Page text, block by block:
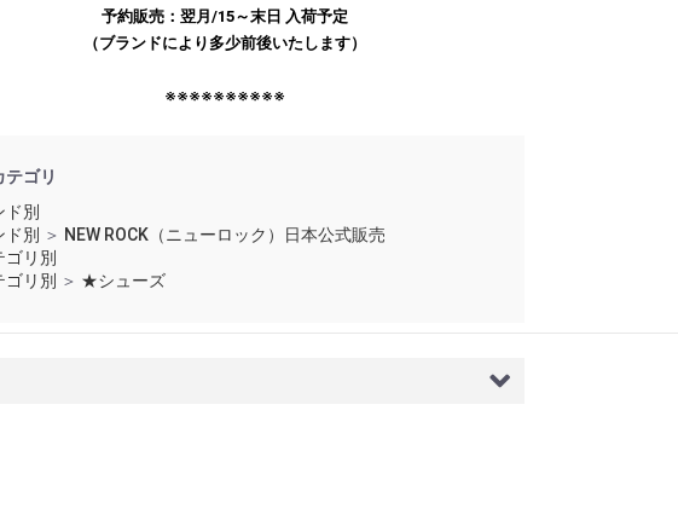
予約販売：翌月/15～末日 入荷予定
（ブランドにより多少前後いたします）
※※※※※※※※※※
テゴリ
ド別
ド別 ＞ NEW ROCK（ニューロック）日本公式販売
リ別
リ別 ＞ ★シューズ